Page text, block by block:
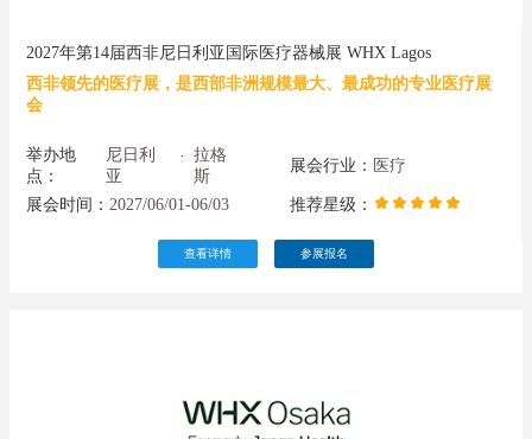
2027年第14届西非尼日利亚国际医疗器械展 WHX Lagos
西非领先的医疗展，是西部非洲规模最大、最成功的专业医疗展
会
举办地
点：
尼日利
亚
·
拉格
斯
展会行业： 医疗
展会时间： 2027/06/01-06/03 推荐星级：
查看详情 参展报名